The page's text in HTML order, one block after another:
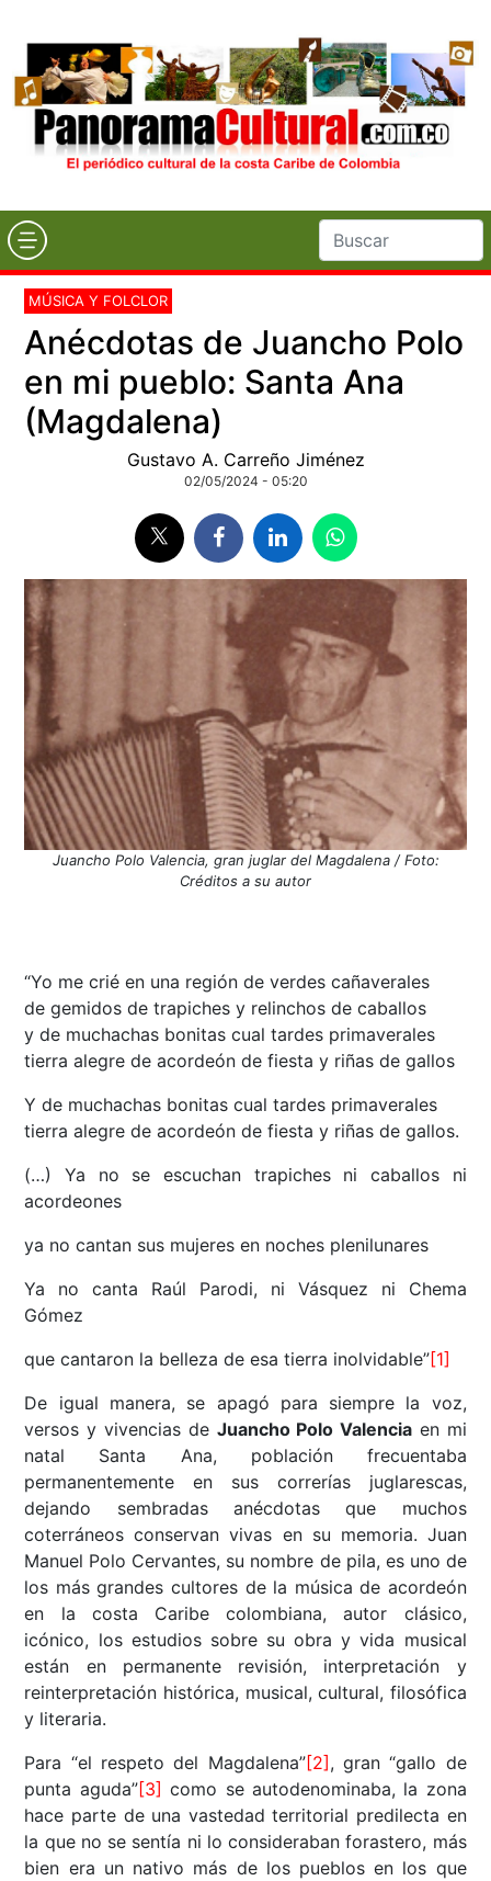
MÚSICA Y FOLCLOR
Anécdotas de Juancho Polo
en mi pueblo: Santa Ana
(Magdalena)
Gustavo A. Carreño Jiménez
02/05/2024 - 05:20
Juancho Polo Valencia, gran juglar del Magdalena / Foto:
Créditos a su autor
“Yo me crié en una región de verdes cañaverales
de gemidos de trapiches y relinchos de caballos
y de muchachas bonitas cual tardes primaverales
tierra alegre de acordeón de fiesta y riñas de gallos
Y de muchachas bonitas cual tardes primaverales
tierra alegre de acordeón de fiesta y riñas de gallos.
(…) Ya no se escuchan trapiches ni caballos ni
acordeones
ya no cantan sus mujeres en noches plenilunares
Ya no canta Raúl Parodi, ni Vásquez ni Chema
Gómez
que cantaron la belleza de esa tierra inolvidable”[1]
De igual manera, se apagó para siempre la voz,
versos y vivencias de Juancho Polo Valencia en mi
natal Santa Ana, población frecuentaba
permanentemente en sus correrías juglarescas,
dejando sembradas anécdotas que muchos
coterráneos conservan vivas en su memoria. Juan
Manuel Polo Cervantes, su nombre de pila, es uno de
los más grandes cultores de la música de acordeón
en la costa Caribe colombiana, autor clásico,
icónico, los estudios sobre su obra y vida musical
están en permanente revisión, interpretación y
reinterpretación histórica, musical, cultural, filosófica
y literaria.
Para “el respeto del Magdalena”[2] , gran “gallo de
punta aguda”[3] como se autodenominaba, la zona
hace parte de una vastedad territorial predilecta en
la que no se sentía ni lo consideraban forastero, más
bien era un nativo más de los pueblos en los que